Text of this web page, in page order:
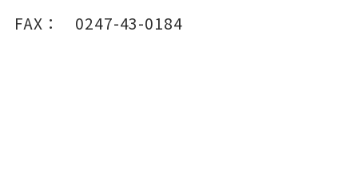
FAX：
0247-43-0184